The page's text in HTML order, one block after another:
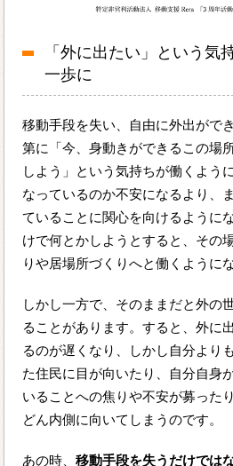
「外に出たい」という気
一歩に
移動手段を失い、自由に外出がで
第に「今、身動きができるこの場
しよう」という気持ちが働くよう
なっているのか不安になるより、
ていることに関心を向けるように
けで何とかしようとすると、その
りや居場所づくりへと働くように
しかし一方で、そのままだと外の
ることがあります。すると、外に
るのが遅くなり、しかし自分より
た住民に目が向いたり、自分自身
いることへの焦りや不安が募った
どん内側に向いてしまうのです。
あの時、移動手段を失うだけでは